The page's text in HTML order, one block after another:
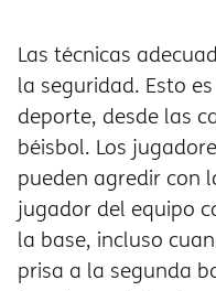
Las técnicas
la seguridad. Esto
deporte, desde las
béisbol. Los
pueden agredir con
jugador del equipo
la base, incluso
prisa a la segunda